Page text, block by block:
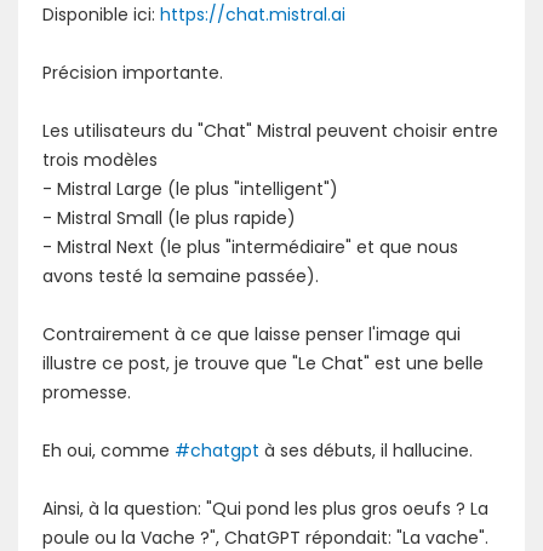
Disponible ici: https://chat.mistral.ai
Précision importante.
Les utilisateurs du "Chat" Mistral peuvent choisir entre
trois modèles
- Mistral Large (le plus "intelligent")
- Mistral Small (le plus rapide)
- Mistral Next (le plus "intermédiaire" et que nous
avons testé la semaine passée).
Contrairement à ce que laisse penser l'image qui
illustre ce post, je trouve que "Le Chat" est une belle
promesse.
Eh oui, comme #chatgpt à ses débuts, il hallucine.
Ainsi, à la question: "Qui pond les plus gros oeufs ? La
poule ou la Vache ?", ChatGPT répondait: "La vache".